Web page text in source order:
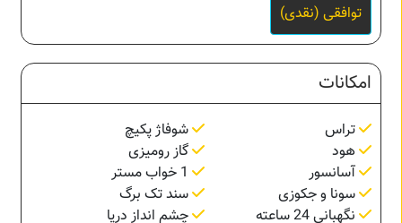
توافقی (نقدی)
امکانات
تراس
شوفاژ پکیچ
هود
گاز رومیزی
آسانسور
سونا و جکوزی
سند تک برگ
نگهبانی 24 ساعته
چشم انداز دریا